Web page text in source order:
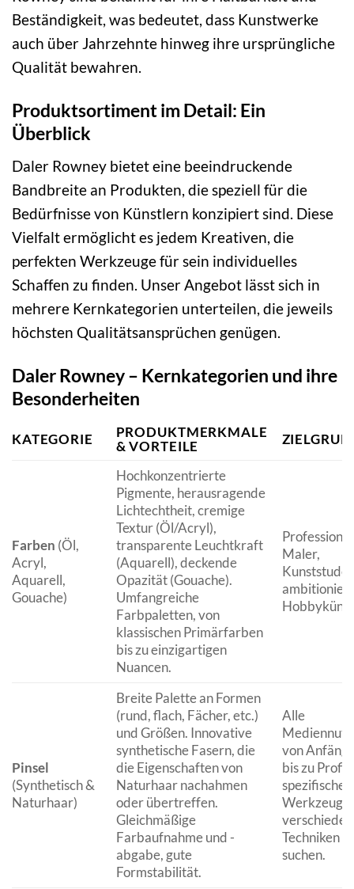
Beständigkeit, was bedeutet, dass Kunstwerke
auch über Jahrzehnte hinweg ihre ursprüngliche
Qualität bewahren.
Produktsortiment im Detail: Ein
Überblick
Daler Rowney bietet eine beeindruckende
Bandbreite an Produkten, die speziell für die
Bedürfnisse von Künstlern konzipiert sind. Diese
Vielfalt ermöglicht es jedem Kreativen, die
perfekten Werkzeuge für sein individuelles
Schaffen zu finden. Unser Angebot lässt sich in
mehrere Kernkategorien unterteilen, die jeweils
höchsten Qualitätsansprüchen genügen.
Daler Rowney – Kernkategorien und ihre
Besonderheiten
KATEGORIE
PRODUKTMERKMALE
& VORTEILE
Farben (Öl,
Acryl,
Aquarell,
Gouache)
Hochkonzentrierte
Pigmente, herausragende
Lichtechtheit, cremige
Textur (Öl/Acryl),
transparente Leuchtkraft
(Aquarell), deckende
Opazität (Gouache).
Umfangreiche
Farbpaletten, von
klassischen Primärfarben
bis zu einzigartigen
Nuancen.
Maler,
Pinsel
(Synthetisch &
Naturhaar)
Breite Palette an Formen
(rund, flach, Fächer, etc.)
und Größen. Innovative
synthetische Fasern, die
die Eigenschaften von
Naturhaar nachahmen
oder übertreffen.
Gleichmäßige
Farbaufnahme und -
abgabe, gute
Formstabilität.
Alle
von
bis zu
spezifische
Werkzeuge
Techniken
suchen.